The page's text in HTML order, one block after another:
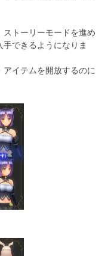
トーリーモードを進め
できるようになりま
イテムを開放するのに